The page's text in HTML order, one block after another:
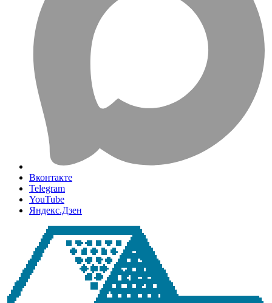
Вконтакте
Telegram
YouTube
Яндекс.Дзен